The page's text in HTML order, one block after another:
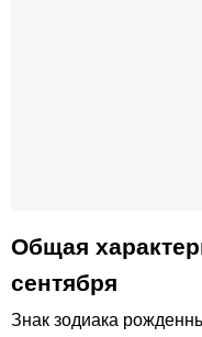
Общая
сентября
Знак зодиака